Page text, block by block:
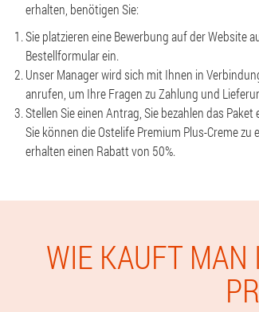
erhalten, benötigen Sie:
Sie platzieren eine Bewerbung auf der Website
Bestellformular ein.
Unser Manager wird sich mit Ihnen in
anrufen, um Ihre Fragen zu Zahlung und
Stellen Sie einen Antrag, Sie bezahlen das
Sie können die Ostelife Premium Plus-Creme
erhalten einen Rabatt von 50%.
WIE KAUFT MAN